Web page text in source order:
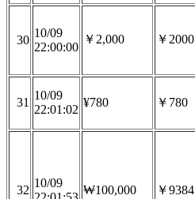
30
10/09
22:00:00
￥2,000 ￥2000
31
10/09
22:01:02
¥780 ￥780
32
10/09
₩100,000 ￥9384